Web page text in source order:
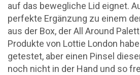
auf das bewegliche Lid eignet.
perfekte Ergänzung zu einem
aus der Box, der All Around
Produkte von Lottie London
getestet, aber einen Pinsel
noch nicht in der Hand und so